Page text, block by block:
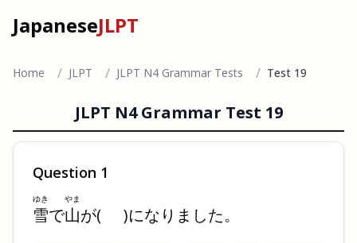
JapaneseJLPT
Home / JLPT / JLPT N4 Grammar Tests / Test 19
JLPT N4 Grammar Test 19
Question 1
雪
ゆき
で山
やま
が( )になりました。